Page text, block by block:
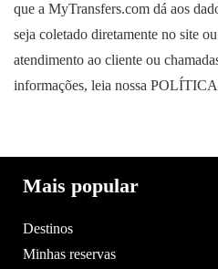
que a MyTransfers.com dá aos
seja coletado diretamente no site
atendimento ao cliente ou
informações, leia nossa
Mais popular
Destinos
Minhas reservas